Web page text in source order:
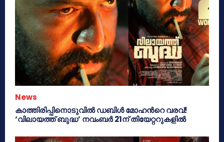
News
കാത്തിരിപ്പിനൊടുവിൽ ഡബിൾ മോഹന്‍റെ വരവ്!
‘വിലായത്ത് ബുദ്ധ’ നവംബർ 21ന് തിയേറ്ററുകളിൽ